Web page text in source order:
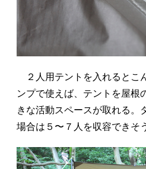
２人用テントを入れるとこ
ンプで使えば、テントを屋根
きな活動スペースが取れる。
場合は５〜７人を収容できそ